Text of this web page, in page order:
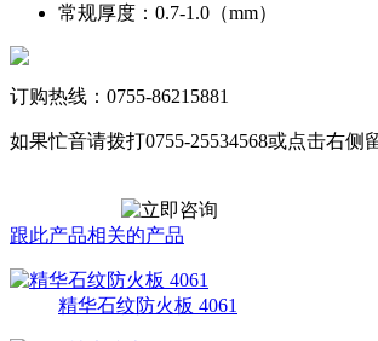
常规厚度 ： 0.7-1.0（mm）
订购热线：0755-86215881
如果忙音请拨打0755-25534568或点击右侧
跟此产品相关的产品
精华石纹防火板 4061